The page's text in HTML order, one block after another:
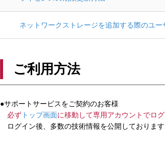
ネットワークストレージを追加する際のユ
ご利用方法
●サポートサービスをご契約のお客様
必ず トップ画面に移動して専用アカウントでロ
ログイン後、多数の技術情報を公開しております